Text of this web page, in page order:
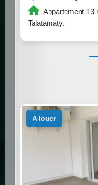
Appartement T3
Talatamaty.
a louer